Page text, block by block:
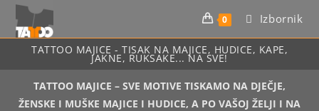
Preskoči
sadržaj
0 Izbornik
TATTOO MAJICE - TISAK NA MAJICE, HUDICE, KAPE,
JAKNE, RUKSAKE... NA SVE!
TATTOO MAJICE – SVE MOTIVE TISKAMO NA DJEČJE,
ŽENSKE I MUŠKE MAJICE I HUDICE, A PO VAŠOJ ŽELJI I NA